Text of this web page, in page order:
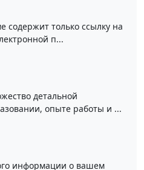
только ссылку на
п...
детальной
опыте работы и ...
информации о вашем